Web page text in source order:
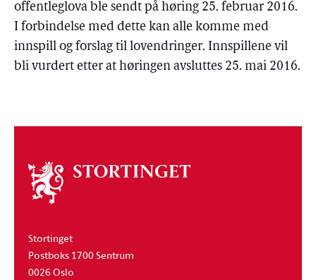
offentleglova ble sendt på høring 25. februar 2016.
I forbindelse med dette kan alle komme med
innspill og forslag til lovendringer. Innspillene vil
bli vurdert etter at høringen avsluttes 25. mai 2016.
Om
stortinget
Stortinget
Postboks 1700 Sentrum
0026 Oslo